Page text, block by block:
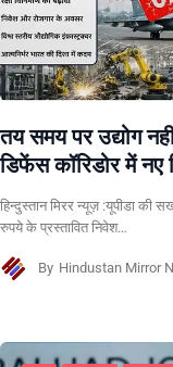
तय समय पर उद्योग
डिफेंस कॉरिडोर में नए
हिन्दुस्तान मिरर न्यूज़ :यूपीडा की
रुपये के प्रस्तावित निवेश…
By Hindustan Mirror